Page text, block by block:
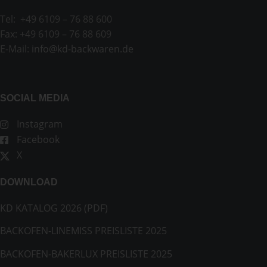
Tel: +49 6109 – 76 88 600
Fax: +49 6109 – 76 88 609
E-Mail: info@kd-backwaren.de
SOCIAL MEDIA
Instagram
Facebook
X
DOWNLOAD
KD KATALOG 2026 (PDF)
BACKOFEN-LINEMISS PREISLISTE 2025
BACKOFEN-BAKERLUX PREISLISTE 2025